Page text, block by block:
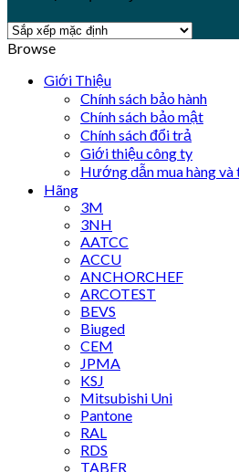
Browse
Giới Thiệu
Chính sách bảo hành
Chính sách bảo mật
Chính sách đổi trả
Giới thiệu công ty
Hướng dẫn mua hàng và
Hãng
3M
3NH
AATCC
ACCU
ANCHORCHEF
ARCOTEST
BEVS
Biuged
CEM
JPMA
KSJ
Mitsubishi Uni
Pantone
RAL
RDS
TABER